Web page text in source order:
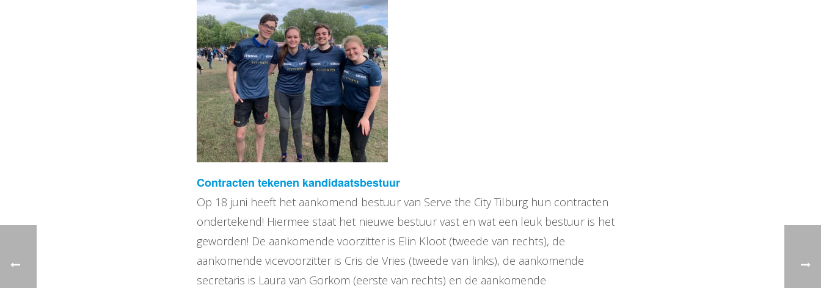
Contracten tekenen kandidaatsbestuur
Op 18 juni heeft het aankomend bestuur van Serve the City Tilburg hun contracten
ondertekend! Hiermee staat het nieuwe bestuur vast en wat een leuk bestuur is het
geworden! De aankomende voorzitter is Elin Kloot (tweede van rechts), de
aankomende vicevoorzitter is Cris de Vries (tweede van links), de aankomende
secretaris is Laura van Gorkom (eerste van rechts) en de aankomende